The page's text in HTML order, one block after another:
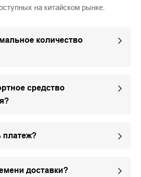
на китайском рынке.
количество
средство
платеж?
доставки?